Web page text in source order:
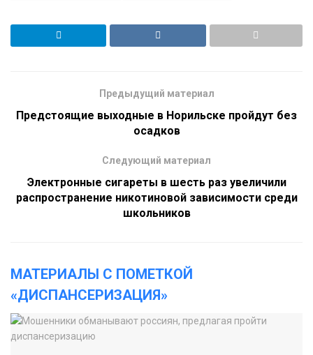
Предыдущий материал
Предстоящие выходные в Норильске пройдут без
осадков
Следующий материал
Электронные сигареты в шесть раз увеличили
распространение никотиновой зависимости среди
школьников
МАТЕРИАЛЫ С ПОМЕТКОЙ
«ДИСПАНСЕРИЗАЦИЯ»